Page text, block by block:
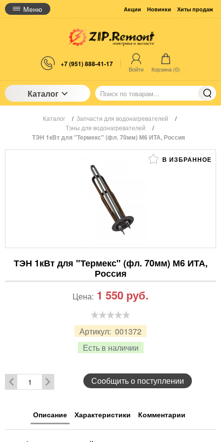
Меню Акции Новинки Хиты продаж
+7 (951) 888-41-17
Войти Корзина (0)
Каталог
Каталог / Запчасти для водонагревателей
/
Тэны для водонагревателей
/
ТЭН 1кВт для "Термекс" (фл. 70мм) М6 ИТА, Россия
В ИЗБРАННОЕ
ТЭН 1кВт для "Термекс" (фл. 70мм) М6 ИТА,
Россия
Артикул: 001372
Есть в наличии
Цена: 1 550 руб.
Сообщить о поступлении
Описание Характеристики Комментарии